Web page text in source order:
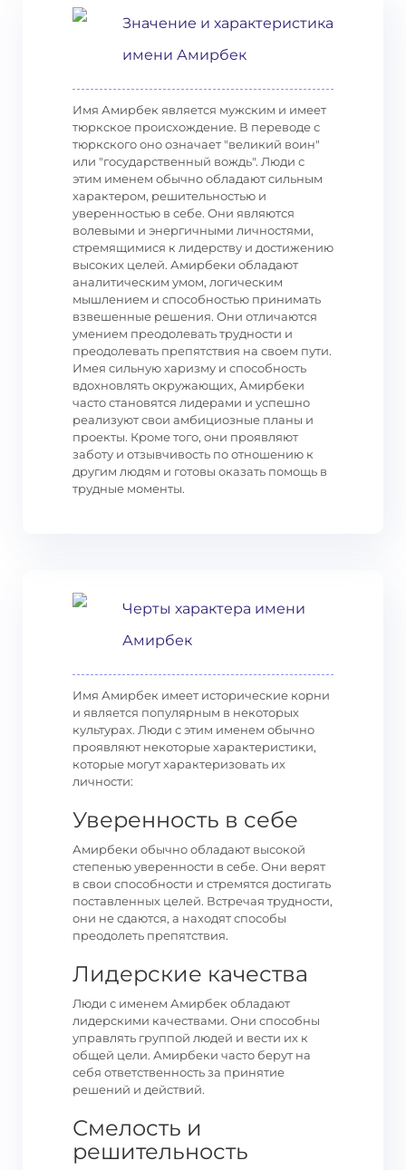
Значение и характеристика
имени Амирбек
Имя Амирбек является мужским и имеет
тюркское происхождение. В переводе с
тюркского оно означает "великий воин"
или "государственный вождь". Люди с
этим именем обычно обладают сильным
характером, решительностью и
уверенностью в себе. Они являются
волевыми и энергичными личностями,
стремящимися к лидерству и достижению
высоких целей. Амирбеки обладают
аналитическим умом, логическим
мышлением и способностью принимать
взвешенные решения. Они отличаются
умением преодолевать трудности и
преодолевать препятствия на своем пути.
Имея сильную харизму и способность
вдохновлять окружающих, Амирбеки
часто становятся лидерами и успешно
реализуют свои амбициозные планы и
проекты. Кроме того, они проявляют
заботу и отзывчивость по отношению к
другим людям и готовы оказать помощь в
трудные моменты.
Черты характера имени
Амирбек
Имя Амирбек имеет исторические корни
и является популярным в некоторых
культурах. Люди с этим именем обычно
проявляют некоторые характеристики,
которые могут характеризовать их
личности:
Уверенность в себе
Амирбеки обычно обладают высокой
степенью уверенности в себе. Они верят
в свои способности и стремятся достигать
поставленных целей. Встречая трудности,
они не сдаются, а находят способы
преодолеть препятствия.
Лидерские качества
Люди с именем Амирбек обладают
лидерскими качествами. Они способны
управлять группой людей и вести их к
общей цели. Амирбеки часто берут на
себя ответственность за принятие
решений и действий.
Смелость и
решительность